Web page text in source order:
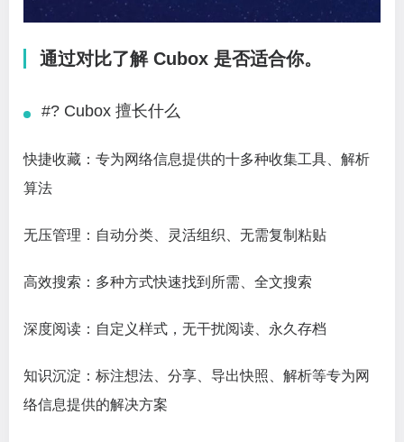
通过对比了解 Cubox 是否适合你。
#? Cubox 擅长什么
快捷收藏：专为网络信息提供的十多种收集工具、解析
算法
无压管理：自动分类、灵活组织、无需复制粘贴
高效搜索：多种方式快速找到所需、全文搜索
深度阅读：自定义样式，无干扰阅读、永久存档
知识沉淀：标注想法、分享、导出快照、解析等专为网
络信息提供的解决方案